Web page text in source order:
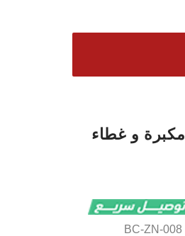
و غطاء
BC-ZN-008